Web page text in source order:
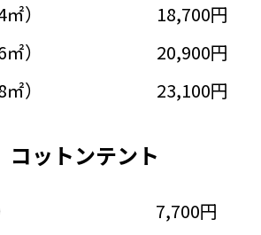
）
18,700円
）
20,900円
）
23,100円
コットンテント
7,700円